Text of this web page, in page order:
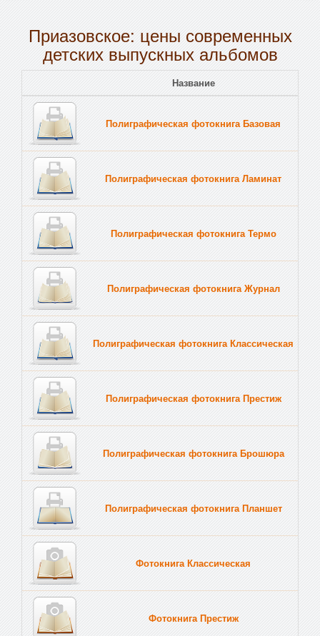
Приазовское: цены современных
детских выпускных альбомов
Название
Полиграфическая фотокнига Базовая
Полиграфическая фотокнига Ламинат
Полиграфическая фотокнига Термо
Полиграфическая фотокнига Журнал
Полиграфическая фотокнига Классическая
Полиграфическая фотокнига Престиж
Полиграфическая фотокнига Брошюра
Полиграфическая фотокнига Планшет
Фотокнига Классическая
Фотокнига Престиж